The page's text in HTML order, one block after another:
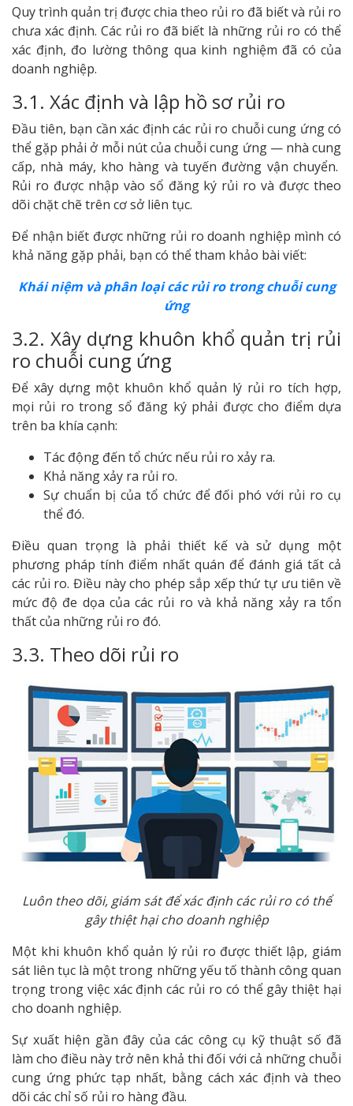
Quy trình quản trị được chia theo rủi ro đã biết và rủi ro
chưa xác định. Các rủi ro đã biết là những rủi ro có thể
xác định, đo lường thông qua kinh nghiệm đã có của
doanh nghiệp.
3.1. Xác định và lập hồ sơ rủi ro
Đầu tiên, bạn cần xác định các rủi ro chuỗi cung ứng có
thể gặp phải ở mỗi nút của chuỗi cung ứng — nhà cung
cấp, nhà máy, kho hàng và tuyến đường vận chuyển.
Rủi ro được nhập vào sổ đăng ký rủi ro và được theo
dõi chặt chẽ trên cơ sở liên tục.
Để nhận biết được những rủi ro doanh nghiệp mình có
khả năng gặp phải, bạn có thể tham khảo bài viết:
Khái niệm và phân loại các rủi ro trong chuỗi cung
ứng
3.2. Xây dựng khuôn khổ quản trị rủi
ro chuỗi cung ứng
Để xây dựng một khuôn khổ quản lý rủi ro tích hợp,
mọi rủi ro trong sổ đăng ký phải được cho điểm dựa
trên ba khía cạnh:
Tác động đến tổ chức nếu rủi ro xảy ra.
Khả năng xảy ra rủi ro.
Sự chuẩn bị của tổ chức để đối phó với rủi ro cụ
thể đó.
Điều quan trọng là phải thiết kế và sử dụng một
phương pháp tính điểm nhất quán để đánh giá tất cả
các rủi ro. Điều này cho phép sắp xếp thứ tự ưu tiên về
mức độ đe dọa của các rủi ro và khả năng xảy ra tổn
thất của những rủi ro đó.
3.3. Theo dõi rủi ro
Luôn theo dõi, giám sát để xác định các rủi ro có thể
gây thiệt hại cho doanh nghiệp
Một khi khuôn khổ quản lý rủi ro được thiết lập, giám
sát liên tục là một trong những yếu tố thành công quan
trọng trong việc xác định các rủi ro có thể gây thiệt hại
cho doanh nghiệp.
Sự xuất hiện gần đây của các công cụ kỹ thuật số đã
làm cho điều này trở nên khả thi đối với cả những chuỗi
cung ứng phức tạp nhất, bằng cách xác định và theo
dõi các chỉ số rủi ro hàng đầu.